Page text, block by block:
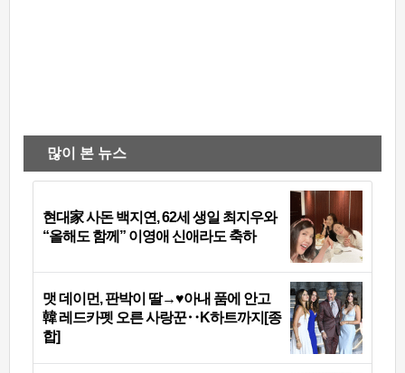
많이 본 뉴스
현대家 사돈 백지연, 62세 생일 최지우와
“올해도 함께” 이영애 신애라도 축하
맷 데이먼, 판박이 딸→♥아내 품에 안고
韓 레드카펫 오른 사랑꾼‥K하트까지[종
합]